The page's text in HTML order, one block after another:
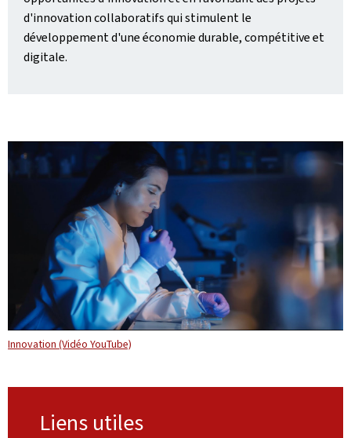
d'innovation collaboratifs qui stimulent le
développement d'une économie durable, compétitive et
digitale.
Innovation (Vidéo YouTube)
Liens utiles